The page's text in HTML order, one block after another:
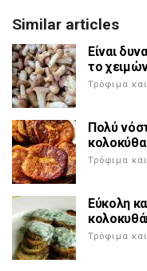
Similar articles
Είναι
το
Τρόφιμα
Πολύ
Τρόφιμα
Εύκολη
Τρόφιμα